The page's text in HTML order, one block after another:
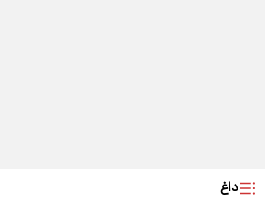
داغ